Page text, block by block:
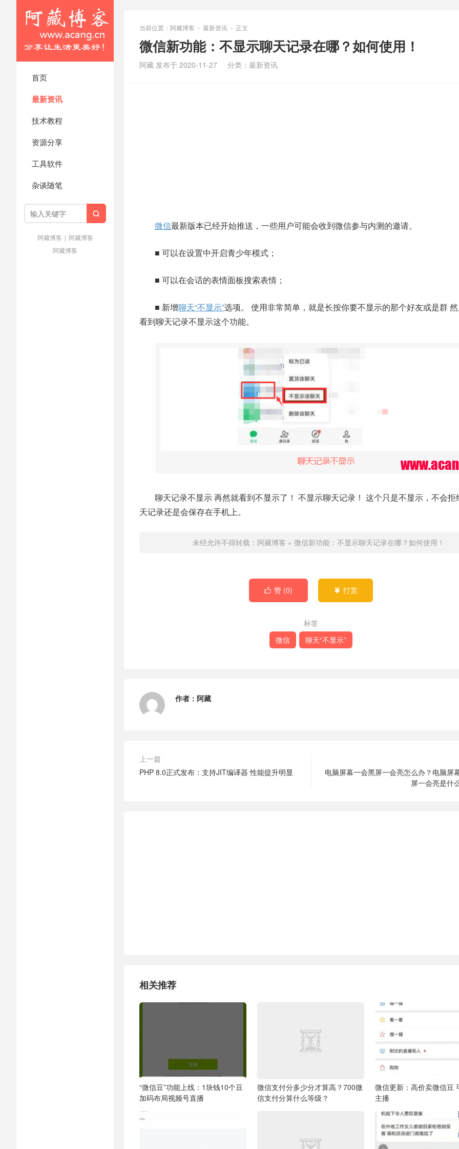
首页
最新资讯
技术教程
资源分享
工具软件
杂谈随笔

阿藏博客 | 阿藏博客
阿藏博客
当前位置： 阿藏博客 > 最新资讯 > 正文
微信新功能：不显示聊天记录在哪？如何使用！
阿藏 发布于 2020-11-27 分类： 最新资讯
微信最新版本已经开始推送，一些用户可能会收到微信参与内测的邀请。
■ 可以在设置中开启青少年模式；
■ 可以在会话的表情面板搜索表情；
■ 新增聊天“不显示”选项。 使用非常简单，就是长按你要不显示的那个好友或是群
看到聊天记录不显示这个功能。
聊天记录不显示 再然就看到不显示了！ 不显示聊天记录！ 这个只是不显示，不会拒
天记录还是会保存在手机上。
未经允许不得转载： 阿藏博客 » 微信新功能：不显示聊天记录在哪？如何使用！
 赞 (0)  打赏
标签
微信
聊天“不显示”
作者： 阿藏
上一篇
PHP 8.0正式发布：支持JIT编译器 性能提升明显
电脑屏幕一会黑屏一会亮怎么办？电脑屏
屏一会亮是什
相关推荐
“微信豆”功能上线：1块钱10个豆
加码布局视频号直播
微信支付分多少分才算高？700微
信支付分算什么等级？
微信更新：高价卖微信豆
主播